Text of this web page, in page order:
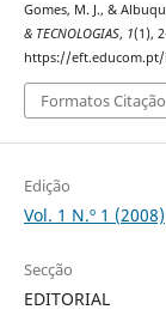
Gomes, M. J., &
& TECNOLOGIAS, 1(1),
https://
Formatos Citação
Edição
Vol. 1 N.º 1 (2008)
Secção
EDITORIAL